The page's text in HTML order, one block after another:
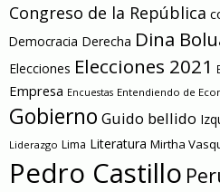
Congreso de la República
Democracia Derecha Dina
Elecciones Elecciones 2021
Empresa Encuestas Entendiendo de
Gobierno Guido bellido
Liderazgo Lima Literatura Mirtha
Pedro Castillo